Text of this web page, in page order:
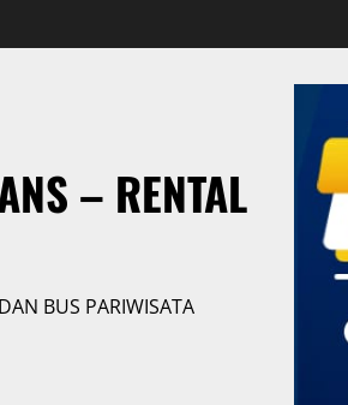
– RENTAL
BUS PARIWISATA